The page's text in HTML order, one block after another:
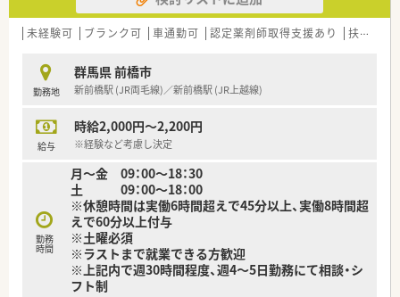
■調剤だけでなく日用品やOTCも取り扱うことで、地域住民の利
便性と信頼性を高める店舗づくりを実践しております。
安定した経営基盤をもとに安心して長く働けるのが特徴です。
【こんな方が活躍中】
とでスムーズに業務を習得し、現場の第一線で活躍されていま
す。
ア全体の運営に携わっているベテラン薬剤師の方も多く在籍中
です。
■ワークライフバランスを大切にしながら、子育てと両立して無
理なく働き続けているママさん薬剤師の方も多数活躍しており
ます。
【こんな方にオススメ】
■プライベートの時間を大切にしたい方には、残業が少なく長期
未経験可 ブランク可 車通勤可 認定薬剤師取得支援あり 扶養内勤務OK
勤務地
群馬県 前橋市
新前橋駅 (JR両毛線)／新前橋駅 (JR上越線)
給与
時給2,000円～2,200円
※経験など考慮し決定
勤務
時間
月～金 09：00～18：30
土 09：00～18：00
※休憩時間は実働6時間超えで45分以上、実働8時間超
えで60分以上付与
※土曜必須
※ラストまで就業できる方歓迎
※上記内で週30時間程度、週4～5日勤務にて相談・シ
フト制